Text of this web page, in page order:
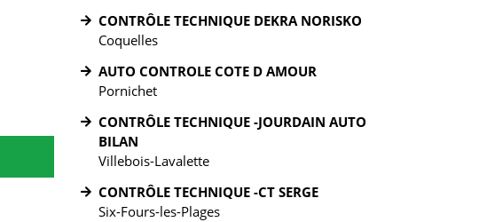
CONTRÔLE TECHNIQUE DEKRA NORISKO
Coquelles
AUTO CONTROLE COTE D AMOUR
Pornichet
CONTRÔLE TECHNIQUE -JOURDAIN AUTO
BILAN
Villebois-Lavalette
CONTRÔLE TECHNIQUE -CT SERGE
Six-Fours-les-Plages